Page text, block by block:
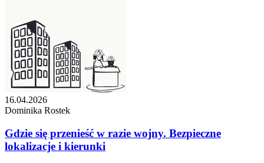
16.04.2026
Dominika Rostek
Gdzie się przenieść w razie wojny. Bezpieczne
lokalizacje i kierunki